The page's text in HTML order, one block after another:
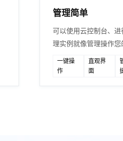
管理简单
可以使用云控制台、
理实例就像管理操作您
一键操
作
直观界
面